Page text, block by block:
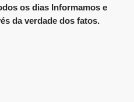
da verdade dos fatos.